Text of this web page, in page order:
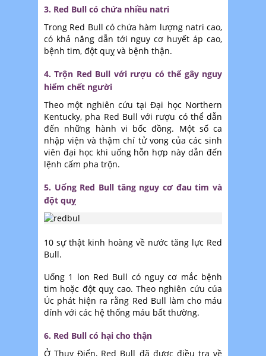
3. Red Bull có chứa nhiều natri
Trong Red Bull có chứa hàm lượng natri cao,
có khả năng dẫn tới nguy cơ huyết áp cao,
bệnh tim, đột quỵ và bệnh thận.
4. Trộn Red Bull với rượu có thể gây nguy
hiểm chết người
Theo một nghiên cứu tại Đại học Northern
Kentucky, pha Red Bull với rượu có thể dẫn
đến những hành vi bốc đồng. Một số ca
nhập viện và thậm chí tử vong của các sinh
viên đại học khi uống hỗn hợp này dẫn đến
lệnh cấm pha trộn.
5. Uống Red Bull tăng nguy cơ đau tim và
đột quỵ
10 sự thật kinh hoàng về nước tăng lực Red
Bull.
Uống 1 lon Red Bull có nguy cơ mắc bệnh
tim hoặc đột quỵ cao. Theo nghiên cứu của
Úc phát hiện ra rằng Red Bull làm cho máu
dính với các hệ thống máu bất thường.
6. Red Bull có hại cho thận
Ở Thụy Điển, Red Bull đã được điều tra về